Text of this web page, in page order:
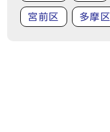
宮前区 多摩区